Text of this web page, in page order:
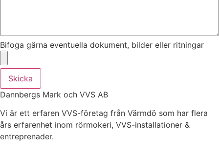
Bifoga gärna eventuella dokument, bilder eller ritningar
Skicka
Dannbergs Mark och VVS AB
Vi är ett erfaren VVS-företag från Värmdö som har flera
års erfarenhet inom rörmokeri, VVS-installationer &
entreprenader.